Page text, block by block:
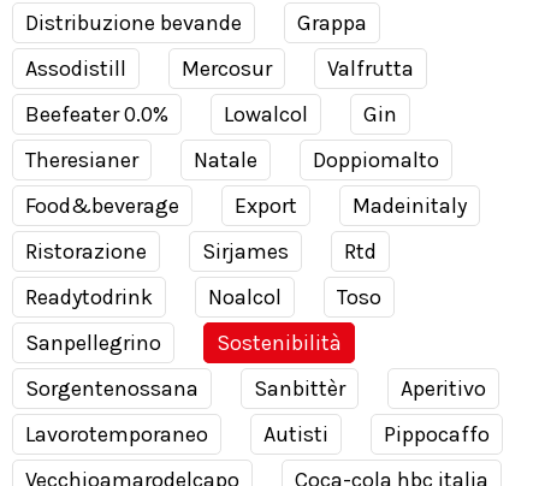
Distribuzione bevande
Grappa
Assodistill
Mercosur
Valfrutta
Beefeater 0.0%
Lowalcol
Gin
Theresianer
Natale
Doppiomalto
Food&beverage
Export
Madeinitaly
Ristorazione
Sirjames
Rtd
Readytodrink
Noalcol
Toso
Sanpellegrino
Sostenibilità
Sorgentenossana
Sanbittèr
Aperitivo
Lavorotemporaneo
Autisti
Pippocaffo
Vecchioamarodelcapo
Coca-cola hbc italia